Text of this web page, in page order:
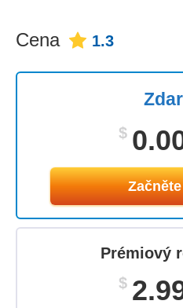
Cena 1.3
$
Prémiový
$